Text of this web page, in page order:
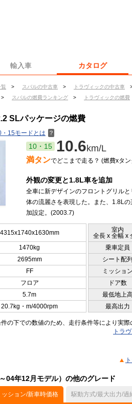
輸入車 カタログ
> スバルの中古車 > トラヴィックの中古車
> スバルの燃費ランキング > トラヴィックの燃費
SLパッケージの燃費
15モードとは ？
10・15 10.6km/L
満タンでどこまで走る？ (燃費xタ
外観の変更と1.8L車を追加
全車に新デザインのフロントグリル
体の流麗さを表現した。また、1.8L
加設定。(2003.7)
4315x1740x1630mm
室内
全長 x 全幅 x
1470kg 乗車定員
2695mm シート配列
FF ミッション
フロア ドア数
5.7m 最低地上
20.7kg・m/4000rpm 最高出力
の下での数値のため、走行条件等により実際
トラ
04年12月モデル）の他のグレード
ション/新車時価格 駆動方式/最大出力/過